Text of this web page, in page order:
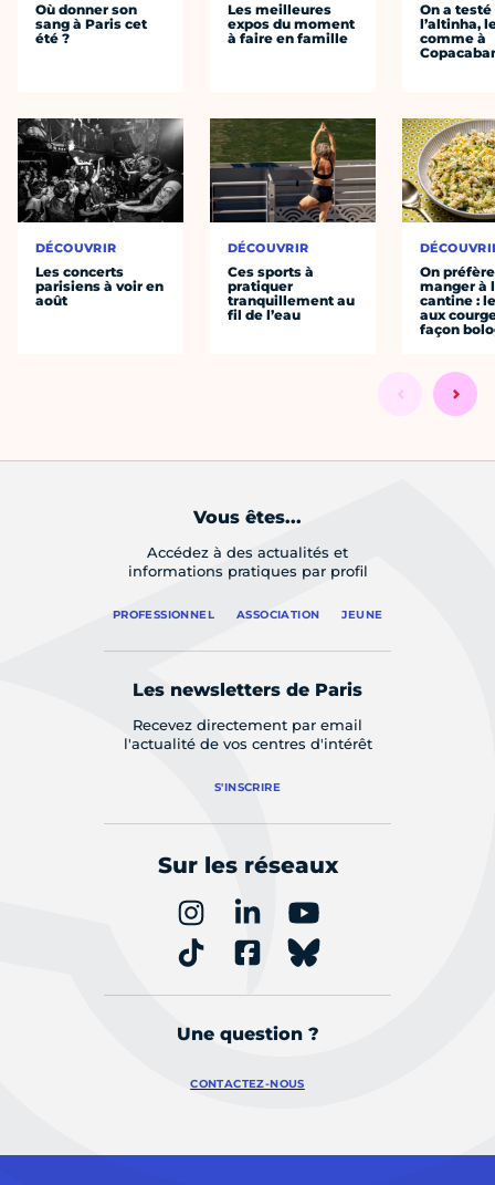
Où donner son
sang à Paris cet
été ?
DÉCOUVRIR
Les concerts
parisiens à voir en
août
Les meilleures
expos du moment
à faire en famille
DÉCOUVRIR
Ces sports à
pratiquer
tranquillement au
fil de l’eau
On a testé
l’altinha,
comme à
On préfère
manger à
cantine :
aux
façon
Vous êtes...
Accédez à des actualités et
informations pratiques par profil
PROFESSIONNEL ASSOCIATION JEUNE
Les newsletters de Paris
Recevez directement par email
l'actualité de vos centres d'intérêt
S'INSCRIRE
Sur les réseaux
Une question ?
CONTACTEZ-NOUS